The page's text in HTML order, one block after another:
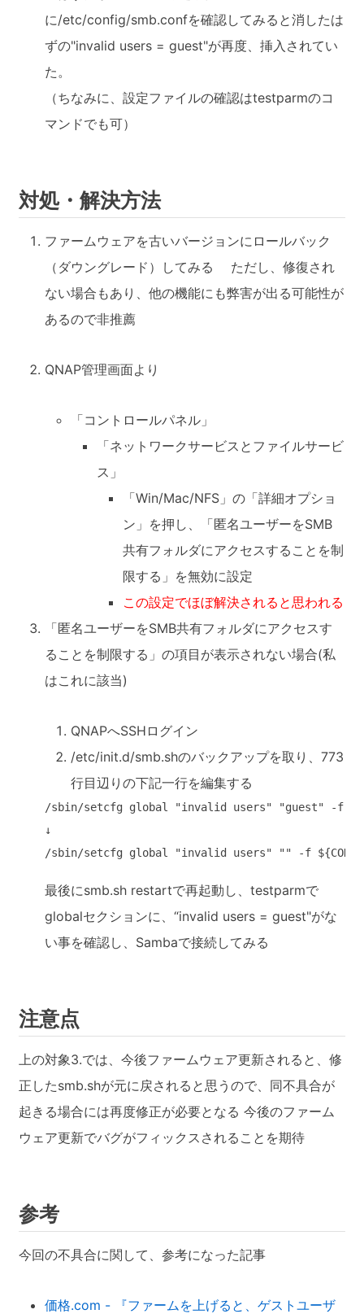
に/etc/config/smb.confを確認してみると消したは
ずの"invalid users = guest"が再度、挿入されてい
た。
（ちなみに、設定ファイルの確認はtestparmのコ
マンドでも可）
対処・解決方法
ファームウェアを古いバージョンにロールバック
（ダウングレード）してみる ただし、修復され
ない場合もあり、他の機能にも弊害が出る可能性が
あるので非推薦
QNAP管理画面より
「コントロールパネル」
「ネットワークサービスとファイルサービ
ス」
「Win/Mac/NFS」の「詳細オプショ
ン」を押し、「匿名ユーザーをSMB
共有フォルダにアクセスすることを制
限する」を無効に設定
この設定でほぼ解決されると思われる
「匿名ユーザーをSMB共有フォルダにアクセスす
ることを制限する」の項目が表示されない場合(私
はこれに該当)
QNAPへSSHログイン
/etc/init.d/smb.shのバックアップを取り、773
行目辺りの下記一行を編集する
/sbin/setcfg global "invalid users" "guest" -f
↓
/sbin/setcfg global "invalid users" "" -f
最後にsmb.sh restartで再起動し、testparmで
globalセクションに、“invalid users = guest"がな
い事を確認し、Sambaで接続してみる
注意点
上の対象3.では、今後ファームウェア更新されると、修
正したsmb.shが元に戻されると思うので、同不具合が
起きる場合には再度修正が必要となる 今後のファーム
ウェア更新でバグがフィックスされることを期待
参考
今回の不具合に関して、参考になった記事
価格.com - 『ファームを上げると、ゲストユーザ